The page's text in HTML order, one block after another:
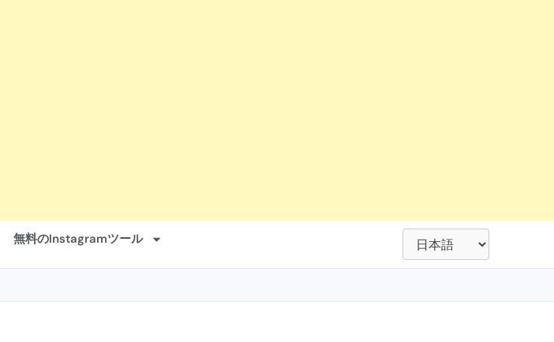
無料のInstagramツール